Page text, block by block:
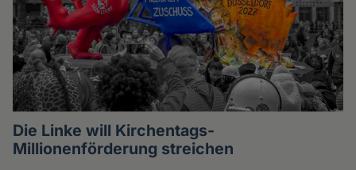
Die Linke will Kirchentags-
Millionenförderung streichen